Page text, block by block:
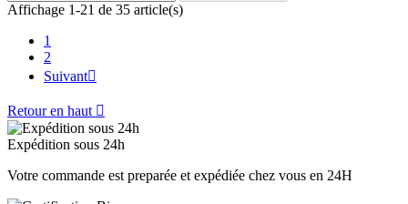
Affichage 1-21 de 35 article(s)
1
2
Suivant
Retour en haut 
Expédition sous 24h
Votre commande est preparée et expédiée chez vous en 24H